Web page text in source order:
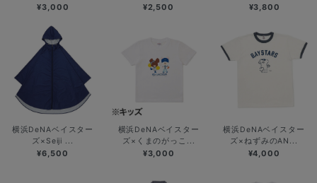
¥3,000 ¥2,500 ¥3,800
横浜DeNAベイスター
ズ×Seiji ...
¥6,500
横浜DeNAベイスター
ズ×くまのがっこ...
¥3,000
横浜DeNAベイスター
ズ×ねずみのAN...
¥4,000